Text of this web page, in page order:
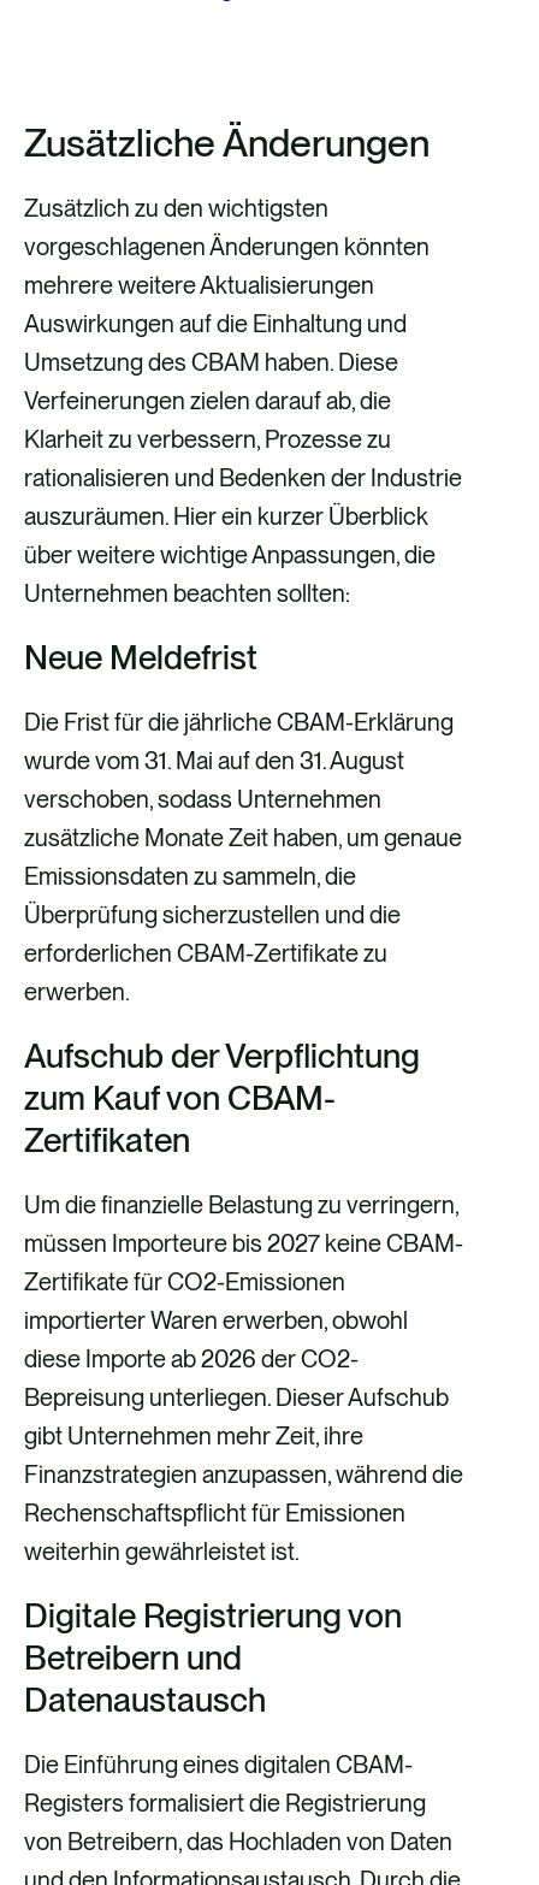
Zusätzliche Änderungen
Zusätzlich zu den wichtigsten
vorgeschlagenen Änderungen könnten
mehrere weitere Aktualisierungen
Auswirkungen auf die Einhaltung und
Umsetzung des CBAM haben. Diese
Verfeinerungen zielen darauf ab, die
Klarheit zu verbessern, Prozesse zu
rationalisieren und Bedenken der Industrie
auszuräumen. Hier ein kurzer Überblick
über weitere wichtige Anpassungen, die
Unternehmen beachten sollten:
Neue Meldefrist
Die Frist für die jährliche CBAM-Erklärung
wurde vom 31. Mai auf den 31. August
verschoben, sodass Unternehmen
zusätzliche Monate Zeit haben, um genaue
Emissionsdaten zu sammeln, die
Überprüfung sicherzustellen und die
erforderlichen CBAM-Zertifikate zu
erwerben.
Aufschub der Verpflichtung
zum Kauf von CBAM-
Zertifikaten
Um die finanzielle Belastung zu verringern,
müssen Importeure bis 2027 keine CBAM-
Zertifikate für CO2-Emissionen
importierter Waren erwerben, obwohl
diese Importe ab 2026 der CO2-
Bepreisung unterliegen. Dieser Aufschub
gibt Unternehmen mehr Zeit, ihre
Finanzstrategien anzupassen, während die
Rechenschaftspflicht für Emissionen
weiterhin gewährleistet ist.
Digitale Registrierung von
Betreibern und
Datenaustausch
Die Einführung eines digitalen CBAM-
Registers formalisiert die Registrierung
von Betreibern, das Hochladen von Daten